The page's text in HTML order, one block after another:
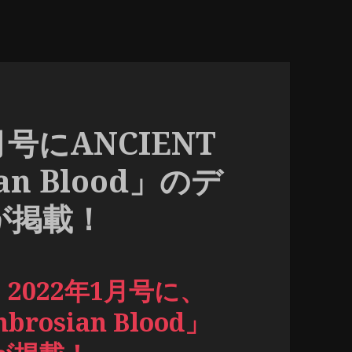
号にANCIENT
Blood」のデ
載！
年1月号に、
Blood」